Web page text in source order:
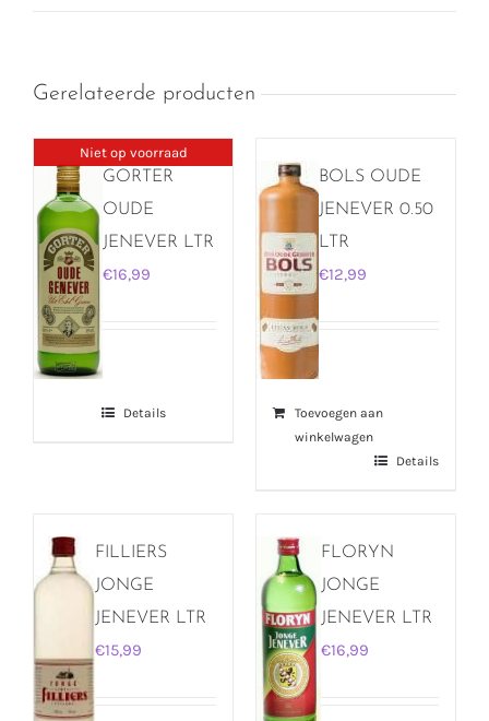
Gerelateerde producten
Niet op voorraad
GORTER
OUDE
JENEVER LTR
€16,99
Details
BOLS OUDE
JENEVER 0.50
LTR
€12,99
Toevoegen aan
winkelwagen
Details
FILLIERS
JONGE
JENEVER LTR
€15,99
FLORYN
JONGE
JENEVER LTR
€16,99